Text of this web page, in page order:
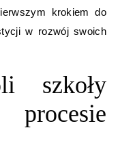
krokiem do
w rozwój swoich
szkoły